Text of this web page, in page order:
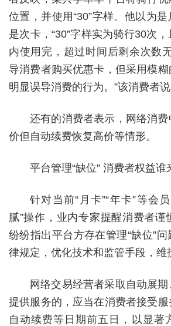
位置，并使用“30”字样。他以为
是次卡，“30”字样实为骑行30次
内使用完，超过时间后剩余次数
导消费者购买优惠卡，但采用模
明显误导消费的行为。”该消费者说
还有的消费者表示，网络消
价但自动续费恢复高价等情形。
平台管理“缺位” 消费者权益谁
针对当前“月卡”“年卡”等会
腻”操作，业内专家提醒消费者谨
纷纷指出平台方存在管理“缺位”
律规定，优化技术和监管手段，维
网络交易经营者采取自动展
提供服务的，应当在消费者接受服
自动续费等日期前五日，以显著